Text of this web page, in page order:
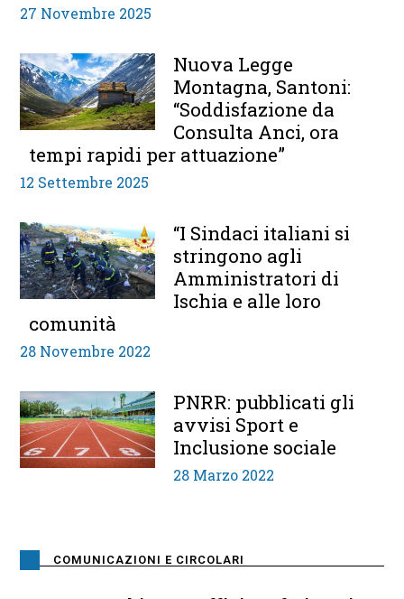
27 Novembre 2025
Nuova Legge
Montagna, Santoni:
“Soddisfazione da
Consulta Anci, ora
tempi rapidi per attuazione”
12 Settembre 2025
“I Sindaci italiani si
stringono agli
Amministratori di
Ischia e alle loro
comunità
28 Novembre 2022
PNRR: pubblicati gli
avvisi Sport e
Inclusione sociale
28 Marzo 2022
COMUNICAZIONI E CIRCOLARI